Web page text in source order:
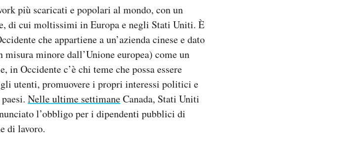
più scaricati e popolari al mondo, con un
di cui moltissimi in Europa e negli Stati Uniti. È
che appartiene a un’azienda cinese e dato
minore dall’Unione europea) come un
Occidente c’è chi teme che possa essere
utenti, promuovere i propri interessi politici e
Nelle ultime settimaneCanada, Stati Uniti
l’obbligo per i dipendenti pubblici di
di lavoro.